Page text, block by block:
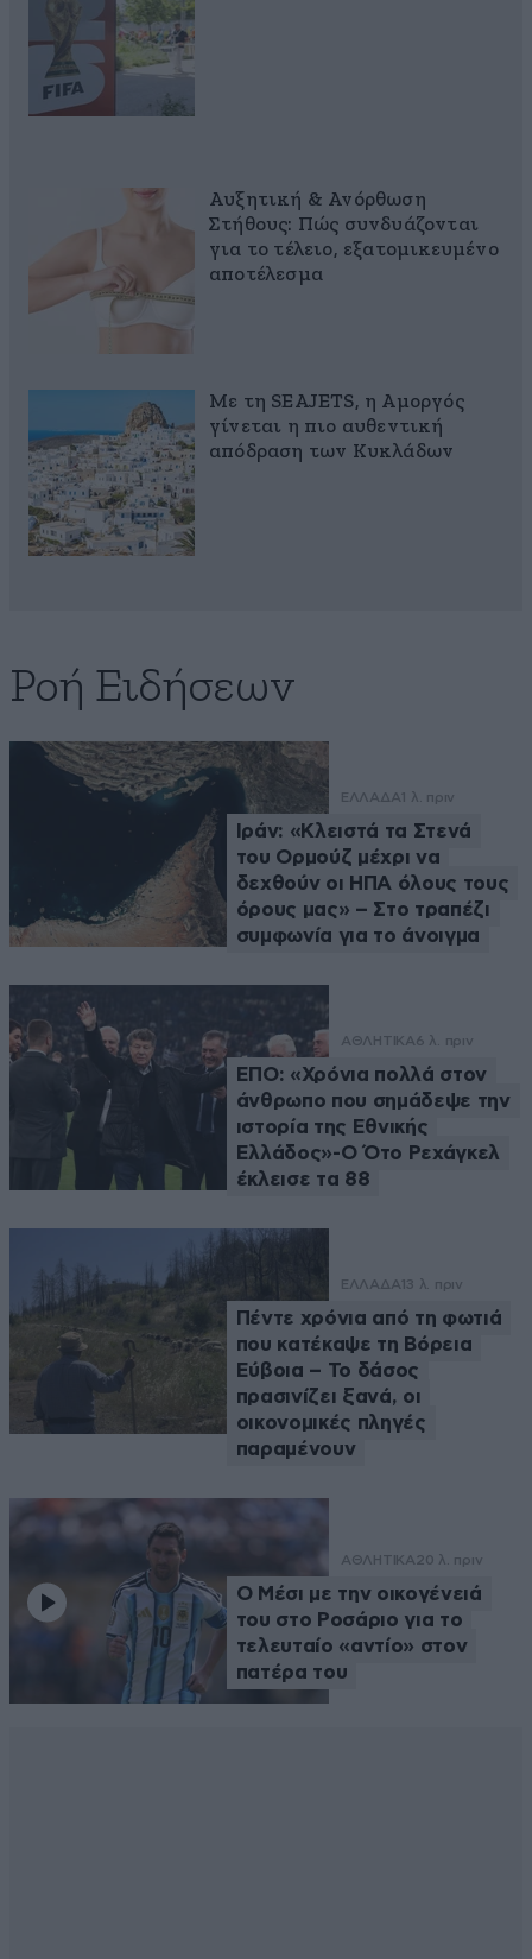
Αυξητική & Ανόρθωση
Στήθους: Πώς συνδυάζονται
για το τέλειο, εξατομικευμένο
αποτέλεσμα
Με τη SEAJETS, η Αμοργός
γίνεται η πιο αυθεντική
απόδραση των Κυκλάδων
Ροή Ειδήσεων
ΕΛΛΑΔΑ 1 λ. πριν
Ιράν: «Κλειστά τα Στενά
του Ορμούζ μέχρι να
δεχθούν οι ΗΠΑ όλους τους
όρους μας» – Στο τραπέζι
συμφωνία για το άνοιγμα
ΑΘΛΗΤΙΚΑ6 λ. πριν
ΕΠΟ: «Χρόνια πολλά στον
άνθρωπο που σημάδεψε την
ιστορία της Εθνικής
Ελλάδος»-Ο Ότο Ρεχάγκελ
έκλεισε τα 88
ΕΛΛΑΔΑ 13 λ. πριν
Πέντε χρόνια από τη φωτιά
που κατέκαψε τη Βόρεια
Εύβοια – Το δάσος
πρασινίζει ξανά, οι
οικονομικές πληγές
παραμένουν
ΑΘΛΗΤΙΚΑ20 λ. πριν
Ο Μέσι με την οικογένειά
του στο Ροσάριο για το
τελευταίο «αντίο» στον
πατέρα του